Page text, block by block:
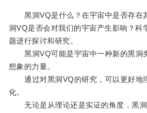
黑洞VQ是什么？在宇宙中是否存在
洞VQ是否会对我们的宇宙产生影响？科
题进行探讨和研究。
黑洞VQ可能是宇宙中一种新的黑洞
想象的力量。
通过对黑洞VQ的研究，可以更好地
化。
无论是从理论还是实证的角度，黑洞